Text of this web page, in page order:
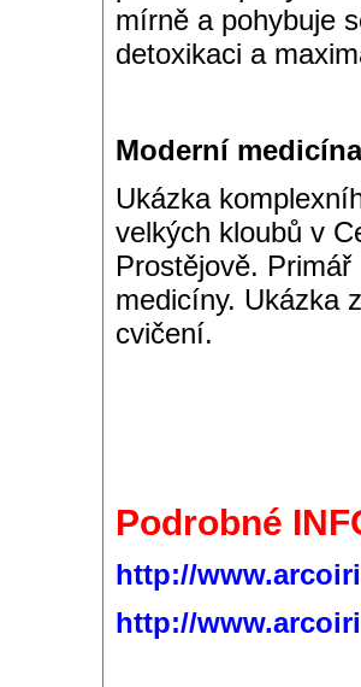
mírně a pohybuje
detoxikaci a
Moderní medicína
Ukázka
velkých kloubů v
Prostějově.
medicíny. Ukázka
cvičení.
Podrobné
http://
http://